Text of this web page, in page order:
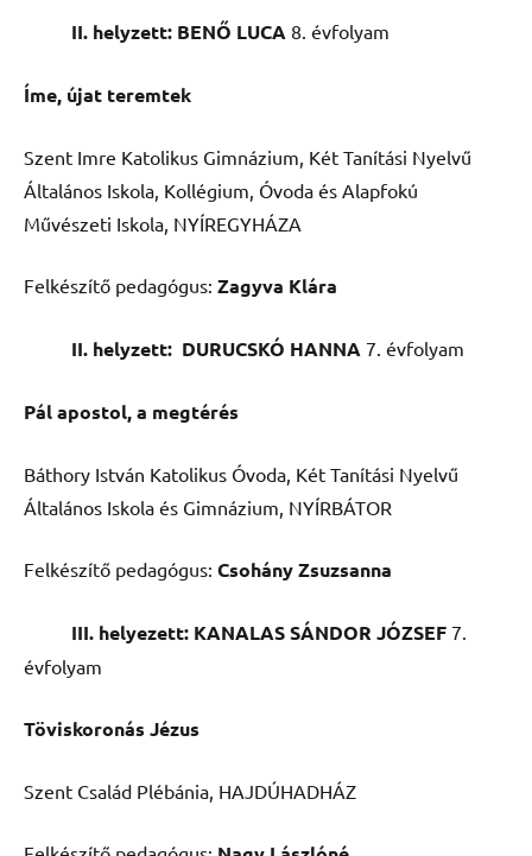
II. helyzett: BENŐ LUCA 8. évfolyam
Íme, újat teremtek
Szent Imre Katolikus Gimnázium, Két Tanítási Nyelvű
Általános Iskola, Kollégium, Óvoda és Alapfokú
Művészeti Iskola, NYÍREGYHÁZA
Felkészítő pedagógus: Zagyva Klára
II. helyzett: DURUCSKÓ HANNA 7. évfolyam
Pál apostol, a megtérés
Báthory István Katolikus Óvoda, Két Tanítási Nyelvű
Általános Iskola és Gimnázium, NYÍRBÁTOR
Felkészítő pedagógus: Csohány Zsuzsanna
III. helyezett: KANALAS SÁNDOR JÓZSEF 7.
évfolyam
Töviskoronás Jézus
Szent Család Plébánia, HAJDÚHADHÁZ